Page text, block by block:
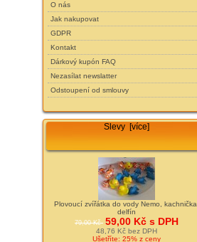
O nás
Jak nakupovat
GDPR
Kontakt
Dárkový kupón FAQ
Nezasílat newslatter
Odstoupení od smlouvy
Slevy [více]
Plovoucí zvířátka do vody Nemo, kachnička,
delfín
79,00 Kč 59,00 Kč s DPH
48,76 Kč bez DPH
Ušetříte: 25% z ceny